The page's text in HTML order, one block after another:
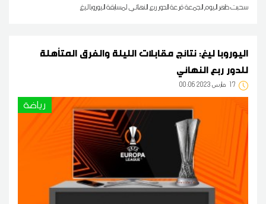
سحبت ظهر اليوم الجمعة قرعة الدور ربع النهائي لمسابقة اليوروبا ليغ
اليوروبا ليغ: نتائج مقابلات الليلة والفرق المتأهلة
للدور ربع النهائي
17 00:06 2023 مارس
رياضة